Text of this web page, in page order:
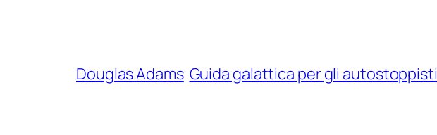
Douglas Adams Guida galattica per gli autostoppisti